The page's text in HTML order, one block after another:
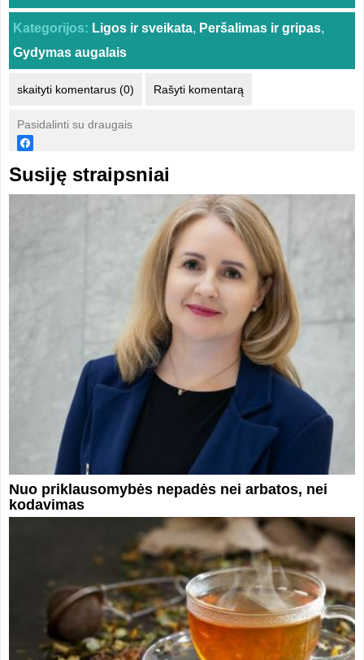
Kategorijos: Ligos ir sveikata, Peršalimas ir gripas,
Gydymas augalais
skaityti komentarus (0) Rašyti komentarą
Pasidalinti su draugais
Susiję straipsniai
Nuo priklausomybės nepadės nei arbatos, nei
kodavimas